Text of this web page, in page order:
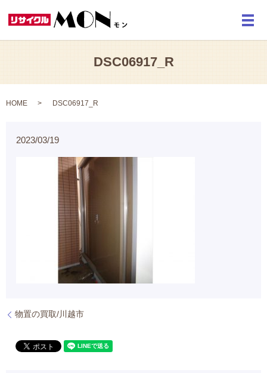
メ
DSC06917_R
HOME DSC06917_R
2023/03/19
物置の買取/川越市